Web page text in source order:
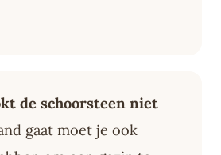
de schoorsteen niet
gaat moet je ook